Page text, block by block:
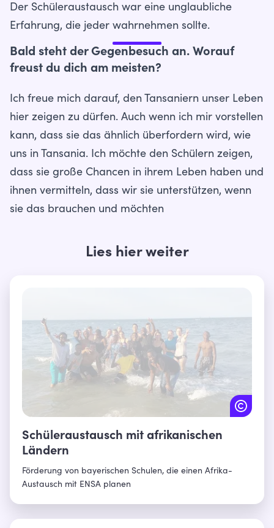
Der Schüleraustausch war eine unglaubliche
Erfahrung, die jeder wahrnehmen sollte.
Bald steht der Gegenbesuch an. Worauf
freust du dich am meisten?
Ich freue mich darauf, den Tansaniern unser Leben
hier zeigen zu dürfen. Auch wenn ich mir vorstellen
kann, dass sie das ähnlich überfordern wird, wie
uns in Tansania. Ich möchte den Schülern zeigen,
dass sie große Chancen in ihrem Leben haben und
ihnen vermitteln, dass wir sie unterstützen, wenn
sie das brauchen und möchten
Lies hier weiter
Schüleraustausch mit afrikanischen
Ländern
Förderung von bayerischen Schulen, die einen Afrika-
Austausch mit ENSA planen